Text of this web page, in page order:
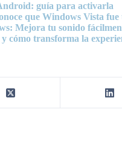
guía para activarla
que Windows Vista
Mejora tu sonido
cómo transforma la